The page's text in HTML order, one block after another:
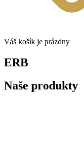
Váš košík je prázdny
ERB
Naše produkty